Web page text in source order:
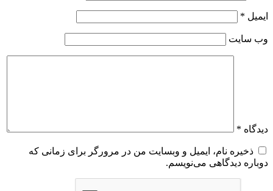
ایمیل *
وب‌ سایت
دیدگاه *
ذخیره نام، ایمیل و وبسایت من در مرورگر برای زمانی که
دوباره دیدگاهی می‌نویسم.